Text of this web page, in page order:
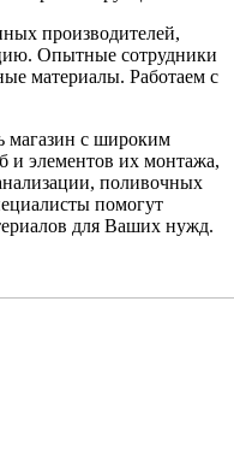
производителей,
Опытные сотрудники
материалы. Работаем с
магазин с широким
и элементов их монтажа,
поливочных
помогут
для Ваших нужд.